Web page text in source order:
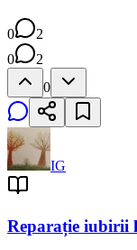
0
2
0
2
0
IG
Reparație iubirii